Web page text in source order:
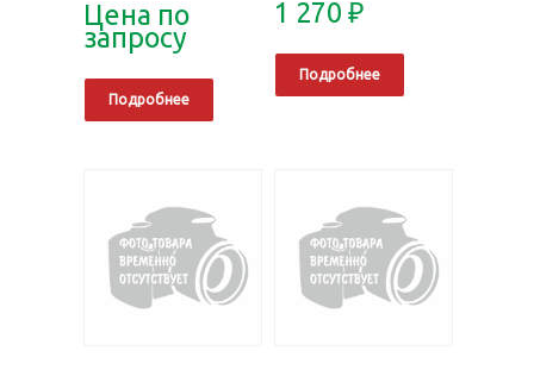
Цена по
запросу
Подробнее
1 270₽
Подробнее